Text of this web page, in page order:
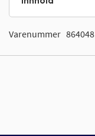
Varenummer 864048